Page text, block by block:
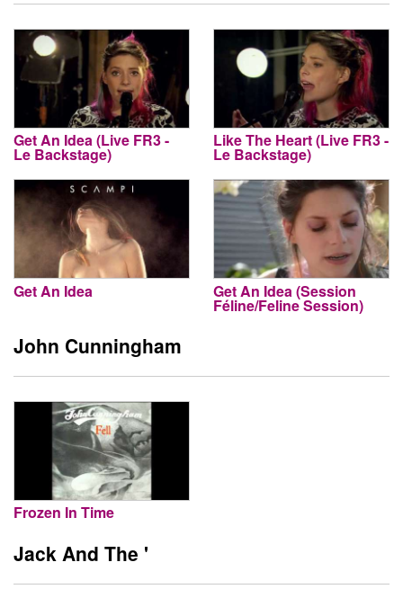
Get An Idea (Live FR3 -
Le Backstage)
Like The Heart (Live FR3 -
Le Backstage)
Get An Idea Get An Idea (Session
Féline/Feline Session)
John Cunningham
Frozen In Time
Jack And The '